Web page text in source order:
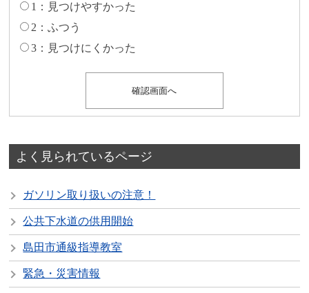
1：見つけやすかった
2：ふつう
3：見つけにくかった
よく見られているページ
ガソリン取り扱いの注意！
公共下水道の供用開始
島田市通級指導教室
緊急・災害情報